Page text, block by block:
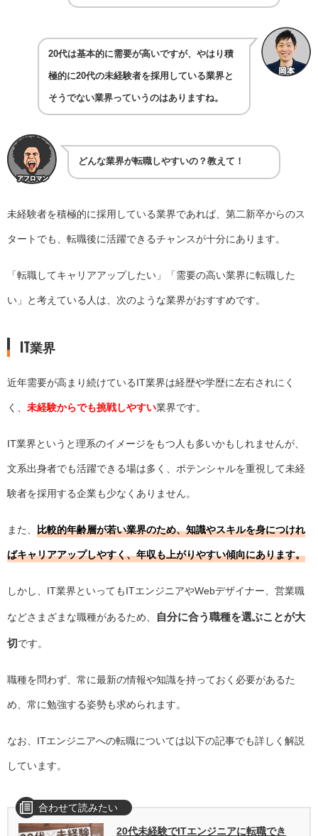
20代は基本的に需要が高いですが、やはり積
極的に20代の未経験者を採用している業界と
そうでない業界っていうのはありますね。
どんな業界が転職しやすいの？教えて！
未経験者を積極的に採用している業界であれば、第二新卒からのス
タートでも、転職後に活躍できるチャンスが十分にあります。
「転職してキャリアアップしたい」「需要の高い業界に転職した
い」と考えている人は、次のような業界がおすすめです。
IT業界
近年需要が高まり続けているIT業界は経歴や学歴に左右されにく
く、 未経験からでも挑戦しやすい業界です。
IT業界というと理系のイメージをもつ人も多いかもしれませんが、
文系出身者でも活躍できる場は多く、ポテンシャルを重視して未経
験者を採用する企業も少なくありません。
また、 比較的年齢層が若い業界のため、知識やスキルを身につけれ
ばキャリアアップしやすく、年収も上がりやすい傾向にあります。
しかし、IT業界といってもITエンジニアやWebデザイナー、営業職
などさまざまな職種があるため、 自分に合う職種を選ぶことが大
切です。
職種を問わず、常に最新の情報や知識を持っておく必要があるた
め、常に勉強する姿勢も求められます。
なお、ITエンジニアへの転職については以下の記事でも詳しく解説
しています。
合わせて読みたい
20代未経験でITエンジニアに転職でき